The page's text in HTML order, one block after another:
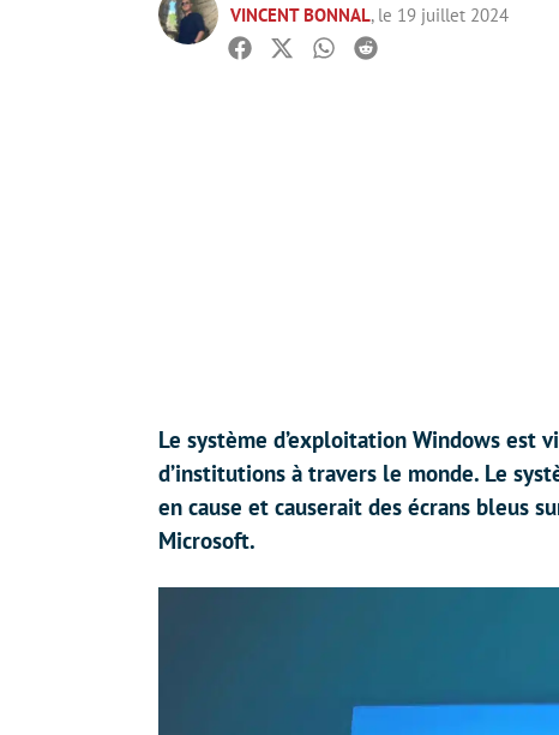
VINCENT BONNAL, le 19 juillet 2024
Facebook
TwitterWhatsapp
Reddit
Le système d’exploitation Windows est
d’institutions à travers le monde. Le
en cause et causerait des écrans bleus
Microsoft.